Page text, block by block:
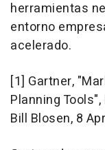
herramientas
entorno
acelerado.
[1] Gartner,
Planning Tools",
Bill Blosen, 8